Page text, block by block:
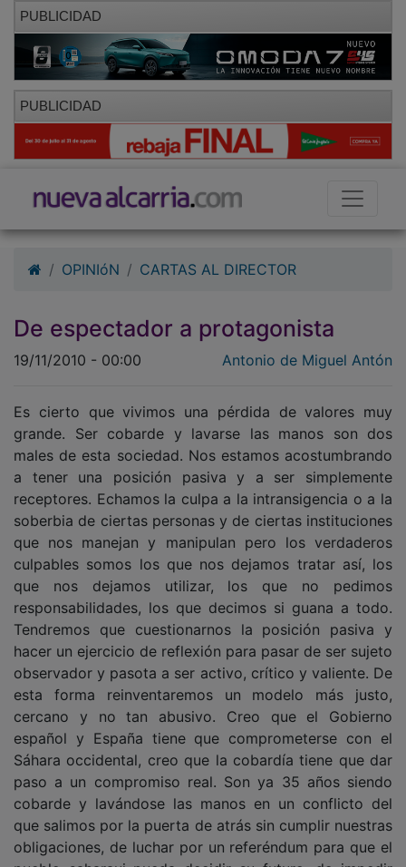
PUBLICIDAD
PUBLICIDAD
De espectador a protagonista
19/11/2010 - 00:00 Antonio de Miguel Antón
grande. Ser cobarde y lavarse las manos son dos
males de esta sociedad. Nos estamos acostumbrando
a tener una posición pasiva y a ser simplemente
receptores. Echamos la culpa a la intransigencia o a la
soberbia de ciertas personas y de ciertas instituciones
que nos manejan y manipulan pero los verdaderos
culpables somos los que nos dejamos tratar así, los
que nos dejamos utilizar, los que no pedimos
responsabilidades, los que decimos si guana a todo.
Tendremos que cuestionarnos la posición pasiva y
hacer un ejercicio de reflexión para pasar de ser sujeto
observador y pasota a ser activo, crítico y valiente. De
esta forma reinventaremos un modelo más justo,
cercano y no tan abusivo. Creo que el Gobierno
español y España tiene que comprometerse con el
Sáhara occidental, creo que la cobardía tiene que dar
paso a un compromiso real. Son ya 35 años siendo
cobarde y lavándose las manos en un conflicto del
que salimos por la puerta de atrás sin cumplir nuestras
obligaciones, de luchar por un referéndum para que el
pueblo saharaui pueda decidir su futuro, de impedir